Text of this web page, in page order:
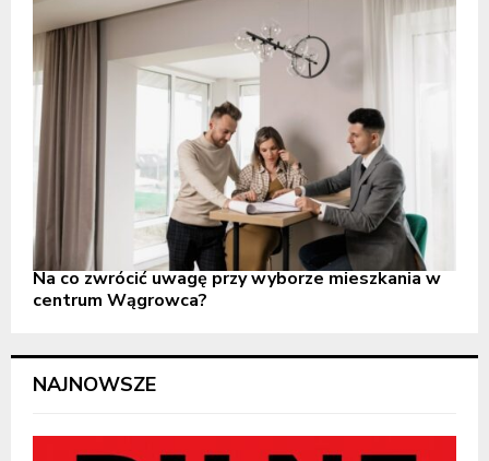
Na co zwrócić uwagę przy wyborze mieszkania w
centrum Wągrowca?
NAJNOWSZE